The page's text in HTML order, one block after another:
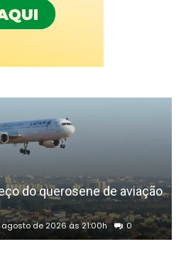
do querosene de aviação
agosto de 2026 às 21:00h 0